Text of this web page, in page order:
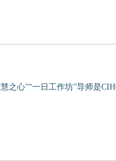
之心”“一日工作坊”导师是